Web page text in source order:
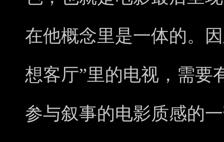
在他概念里是一体的。
想客厅”里的电视，需要
参与叙事的电影质感的